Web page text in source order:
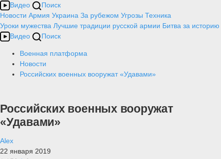
Видео
Поиск
Новости Армия Украина За рубежом Угрозы Техника
Уроки мужества Лучшие традиции русской армии Битва за историю
Видео
Поиск
Военная платформа
Новости
Российских военных вооружат «Удавами»
Российских военных вооружат
«Удавами»
Alex
22 января 2019